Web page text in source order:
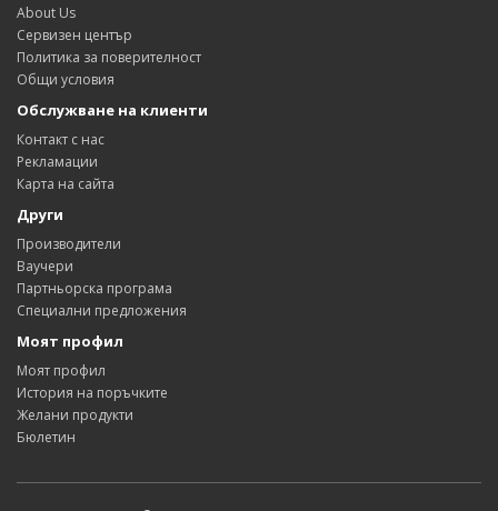
About Us
Сервизен център
Политика за поверителност
Общи условия
Обслужване на клиенти
Контакт с нас
Рекламации
Карта на сайта
Други
Производители
Ваучери
Партньорска програма
Специални предложения
Моят профил
Моят профил
История на поръчките
Желани продукти
Бюлетин